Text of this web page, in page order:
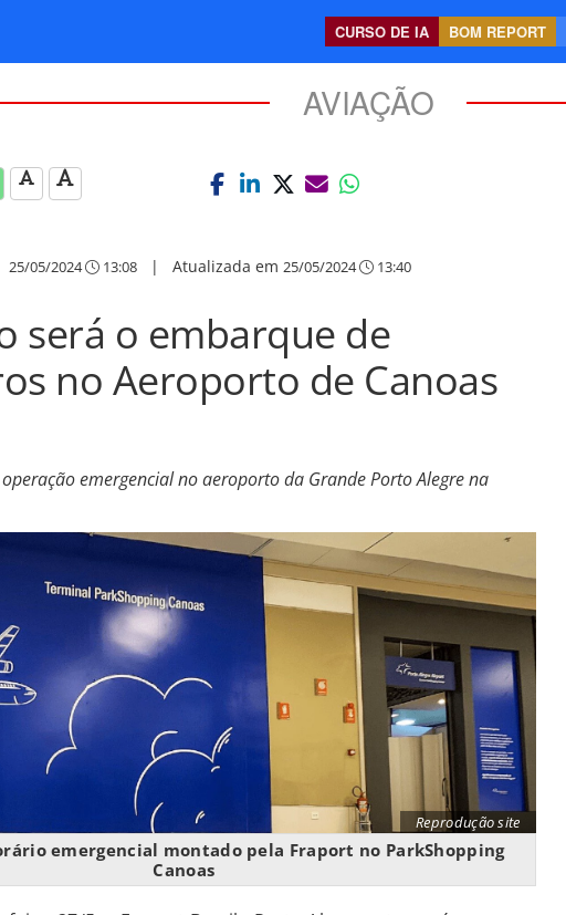
CURSO DE IA BOM REPORT
AVIAÇÃO
25/05/2024 13:08 | Atualizada em 25/05/2024 13:40
será o embarque de
no Aeroporto de Canoas
emergencial no aeroporto da Grande Porto Alegre na
Reprodução site
emergencial montado pela Fraport no ParkShopping
Canoas